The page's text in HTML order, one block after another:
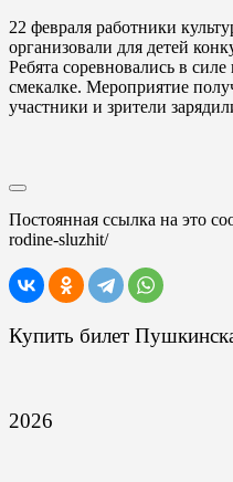
22 февраля работники
организовали для детей
Ребята соревновались в
смекалке. Мероприятие
участники и зрители
Постоянная ссылка на это
rodine-sluzhit/
Купить билет
2026